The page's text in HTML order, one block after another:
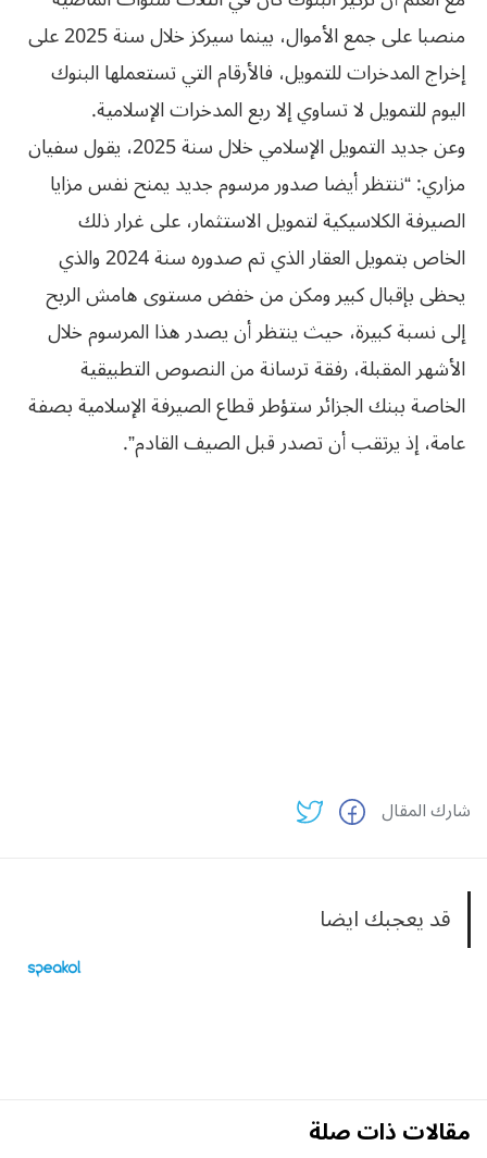
منصبا على جمع الأموال، بينما سيركز خلال سنة 2025 على
إخراج المدخرات للتمويل، فالأرقام التي تستعملها البنوك
اليوم للتمويل لا تساوي إلا ربع المدخرات الإسلامية.
وعن جديد التمويل الإسلامي خلال سنة 2025، يقول سفيان
مزاري: “ننتظر أيضا صدور مرسوم جديد يمنح نفس مزايا
الصيرفة الكلاسيكية لتمويل الاستثمار، على غرار ذلك
الخاص بتمويل العقار الذي تم صدوره سنة 2024 والذي
يحظى بإقبال كبير ومكن من خفض مستوى هامش الربح
إلى نسبة كبيرة، حيث ينتظر أن يصدر هذا المرسوم خلال
الأشهر المقبلة، رفقة ترسانة من النصوص التطبيقية
الخاصة ببنك الجزائر ستؤطر قطاع الصيرفة الإسلامية بصفة
عامة، إذ يرتقب أن تصدر قبل الصيف القادم”.
شارك المقال
قد يعجبك ايضا
مقالات ذات صلة